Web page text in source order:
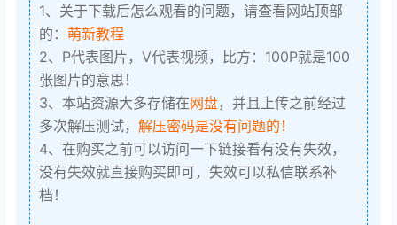
1、关于下载后怎么观看的问题，请查看网站顶部
的： 萌新教程
2、P代表图片，V代表视频，比方：100P就是100
张图片的意思！
3、本站资源大多存储在网盘，并且上传之前经过
多次解压测试， 解压密码是没有问题的！
4、在购买之前可以访问一下链接看有没有失效，
没有失效就直接购买即可，失效可以私信联系补
档！